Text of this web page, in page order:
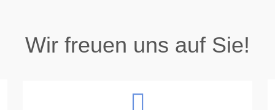
Wir freuen uns auf Sie!